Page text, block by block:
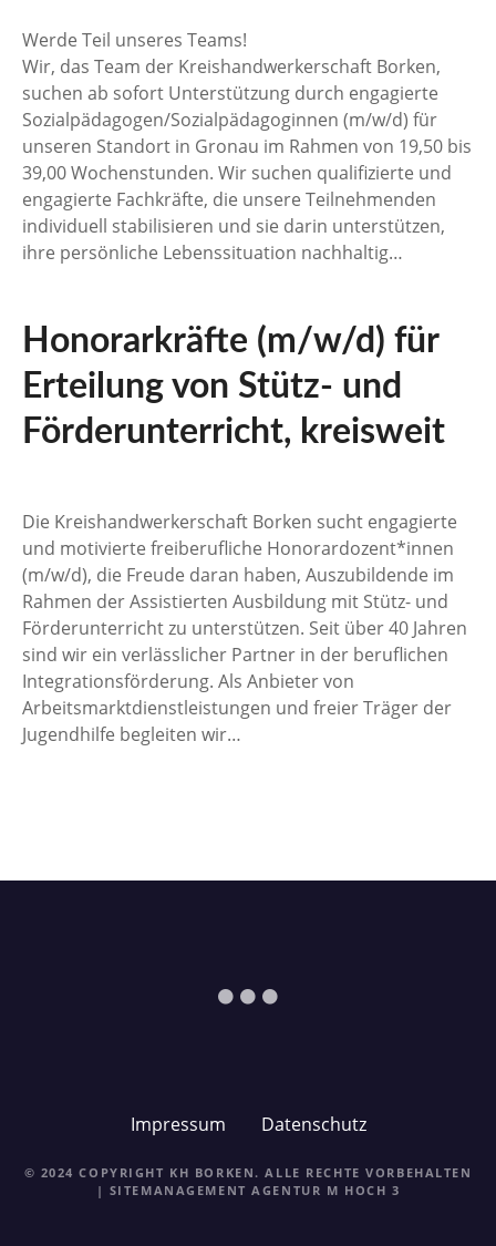
Werde Teil unseres Teams!
Wir, das Team der Kreishandwerkerschaft Borken,
suchen ab sofort Unterstützung durch engagierte
Sozialpädagogen/Sozialpädagoginnen (m/w/d) für
unseren Standort in Gronau im Rahmen von 19,50 bis
39,00 Wochenstunden. Wir suchen qualifizierte und
engagierte Fachkräfte, die unsere Teilnehmenden
individuell stabilisieren und sie darin unterstützen,
ihre persönliche Lebenssituation nachhaltig…
Honorarkräfte (m/w/d) für
Erteilung von Stütz- und
Förderunterricht, kreisweit
Die Kreishandwerkerschaft Borken sucht engagierte
und motivierte freiberufliche Honorardozent*innen
(m/w/d), die Freude daran haben, Auszubildende im
Rahmen der Assistierten Ausbildung mit Stütz- und
Förderunterricht zu unterstützen. Seit über 40 Jahren
sind wir ein verlässlicher Partner in der beruflichen
Integrationsförderung. Als Anbieter von
Arbeitsmarktdienstleistungen und freier Träger der
Jugendhilfe begleiten wir…
Impressum Datenschutz
© 2024 COPYRIGHT KH BORKEN. ALLE RECHTE VORBEHALTEN
| SITEMANAGEMENTAGENTUR M HOCH 3